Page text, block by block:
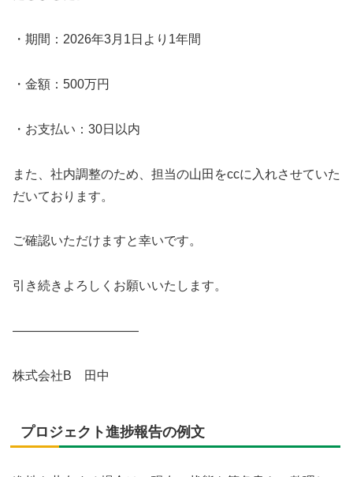
・期間：2026年3月1日より1年間
・金額：500万円
・お支払い：30日以内
また、社内調整のため、担当の山田をccに入れさせていた
だいております。
ご確認いただけますと幸いです。
引き続きよろしくお願いいたします。
――――――――――
株式会社B 田中
プロジェクト進捗報告の例文